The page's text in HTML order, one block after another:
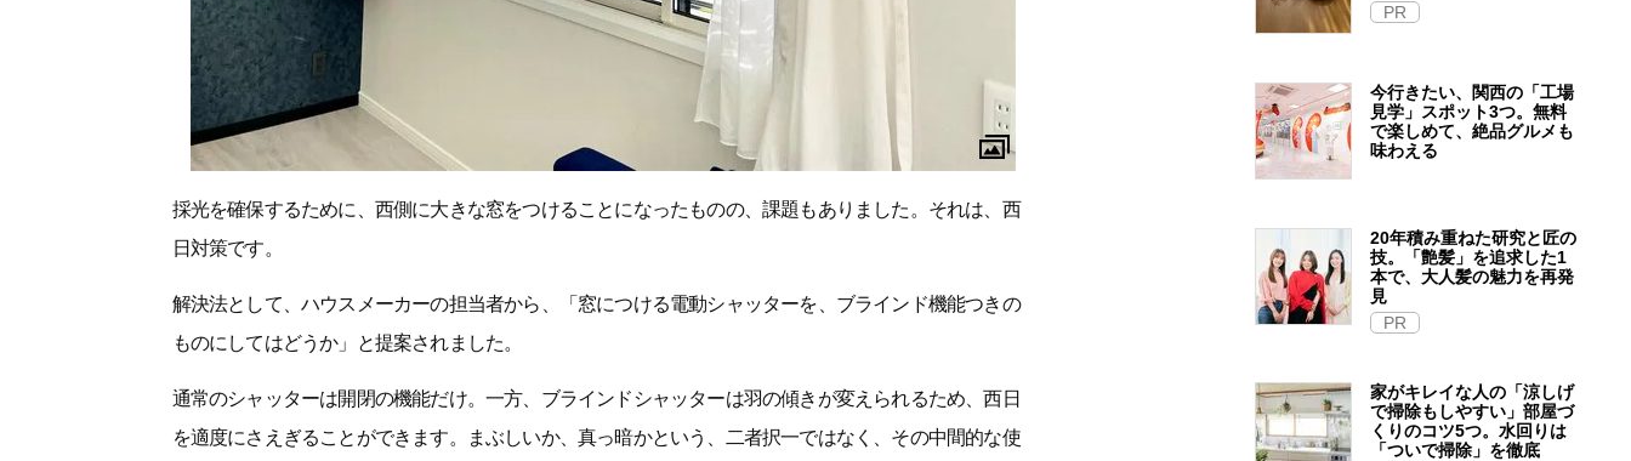
採光を確保するために、西側に大きな窓をつけることになったものの、課題もありました。それは、西
日対策です。
解決法として、ハウスメーカーの担当者から、「窓につける電動シャッターを、ブラインド機能つきの
ものにしてはどうか」と提案されました。
通常のシャッターは開閉の機能だけ。一方、ブラインドシャッターは羽の傾きが変えられるため、西日
を適度にさえぎることができます。まぶしいか、真っ暗かという、二者択一ではなく、その中間的な使
PR
今行きたい、関西の「工場
見学」スポット3つ。無料
で楽しめて、絶品グルメも
味わえる
20年積み重ねた研究と匠の
技。「艶髪」を追求した1
本で、大人髪の魅力を再発
見
PR
家がキレイな人の「涼しげ
で掃除もしやすい」部屋づ
くりのコツ5つ。水回りは
「ついで掃除」を徹底